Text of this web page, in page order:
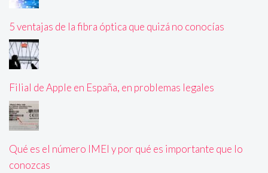
5 ventajas de la fibra óptica que quizá no conocías
Filial de Apple en España, en problemas legales
Qué es el número IMEI y por qué es importante que lo
conozcas